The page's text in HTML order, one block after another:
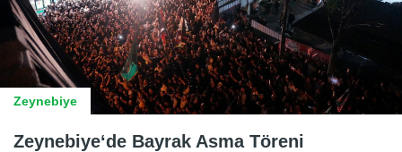
Zeynebiye
Zeynebiye‘de Bayrak Asma Töreni